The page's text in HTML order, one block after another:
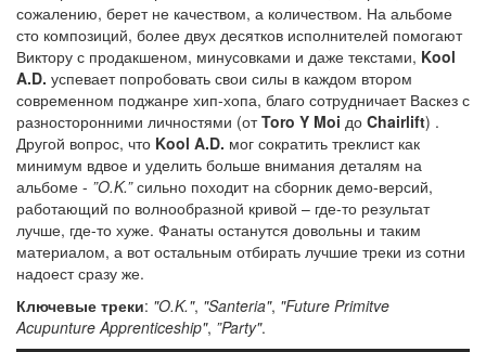
сожалению, берет не качеством, а количеством. На альбоме
сто композиций, более двух десятков исполнителей помогают
Виктору с продакшеном, минусовками и даже текстами, Kool
A.D. успевает попробовать свои силы в каждом втором
современном поджанре хип-хопа, благо сотрудничает Васкез с
разносторонними личностями (отToro Y Moi до Chairlift) .
Другой вопрос, что Kool A.D. мог сократить треклист как
минимум вдвое и уделить больше внимания деталям на
альбоме - ”O.K.”сильно походит на сборник демо-версий,
работающий по волнообразной кривой – где-то результат
лучше, где-то хуже. Фанаты останутся довольны и таким
материалом, а вот остальным отбирать лучшие треки из сотни
надоест сразу же.
Ключевые треки: "O.K.", "Santeria", "Future Primitve
Acupunture Apprenticeship", ”Party".